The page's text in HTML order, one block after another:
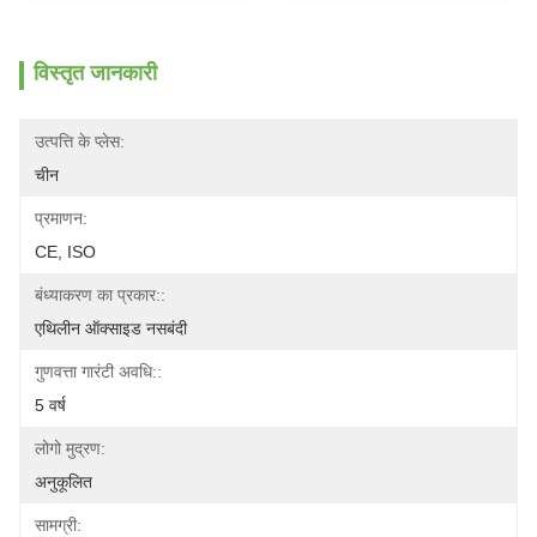
विस्तृत जानकारी
उत्पत्ति के प्लेस:
चीन
प्रमाणन:
CE, ISO
बंध्याकरण का प्रकार::
एथिलीन ऑक्साइड नसबंदी
गुणवत्ता गारंटी अवधि::
5 वर्ष
लोगो मुद्रण:
अनुकूलित
सामग्री: